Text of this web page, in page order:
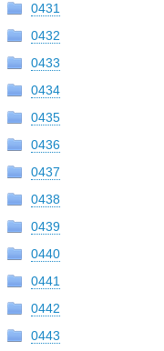
0431
0432
0433
0434
0435
0436
0437
0438
0439
0440
0441
0442
0443